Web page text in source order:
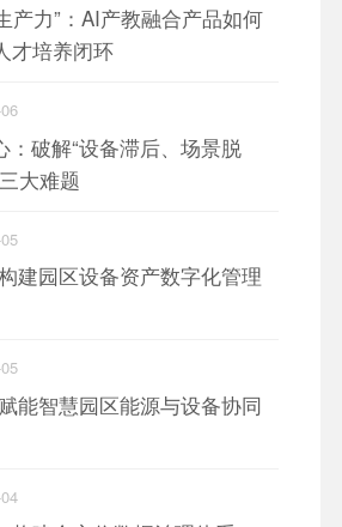
产力”：AI产教融合产品如何
才培养闭环
：破解“设备滞后、场景脱
大难题
建园区设备资产数字化管理
能智慧园区能源与设备协同